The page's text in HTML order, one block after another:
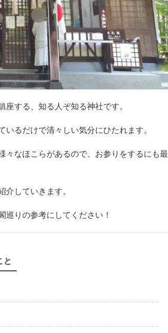
する、知る人ぞ知る神社です。
るだけで清々しい気分にひたれます。
々なほこらがあるので、お参りをするにも最
していきます。
りの参考にしてください！
と